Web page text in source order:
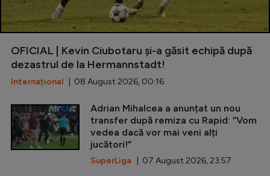
OFICIAL | Kevin Ciubotaru și-a găsit echipă după
dezastrul de la Hermannstadt!
Internațional | 08 August 2026, 00:16
Adrian Mihalcea a anunțat un nou
transfer după remiza cu Rapid: ”Vom
vedea dacă vor mai veni alți
jucători!”
SuperLiga | 07 August 2026, 23:57